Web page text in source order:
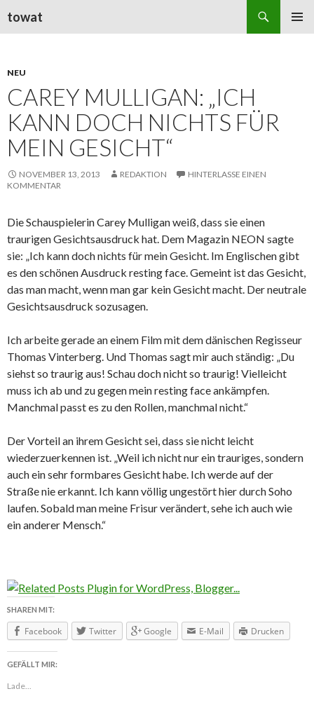
towat
NEU
CAREY MULLIGAN: „ICH
KANN DOCH NICHTS FÜR
MEIN GESICHT“
NOVEMBER 13, 2013 REDAKTION
HINTERLASSE EINEN
KOMMENTAR
Die Schauspielerin Carey Mulligan weiß, dass sie einen
traurigen Gesichtsausdruck hat. Dem Magazin NEON sagte
sie: „Ich kann doch nichts für mein Gesicht. Im Englischen gibt
es den schönen Ausdruck resting face. Gemeint ist das Gesicht,
das man macht, wenn man gar kein Gesicht macht. Der neutrale
Gesichtsausdruck sozusagen.
Ich arbeite gerade an einem Filmmit dem dänischen Regisseur
Thomas Vinterberg. Und Thomas sagt mir auch ständig: „Du
siehst so traurig aus! Schau doch nicht so traurig! Vielleicht
muss ich ab und zu gegen mein resting face ankämpfen.
Manchmal passt es zu den Rollen, manchmal nicht.“
Der Vorteil an ihrem Gesicht sei, dass sie nicht leicht
wiederzuerkennen ist. „Weil ich nicht nur ein trauriges, sondern
auch ein sehr formbares Gesicht habe. Ich werde auf der
Straße nie erkannt. Ich kann völlig ungestört hier durch Soho
laufen. Sobald man meine Frisur verändert, sehe ich auch wie
ein anderer Mensch.“
SHAREN MIT:
Facebook Twitter Google E-Mail Drucken
GEFÄLLT MIR:
Lade...